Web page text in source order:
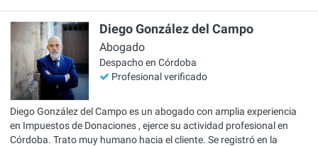
Diego González del Campo
Abogado
Despacho en Córdoba
Profesional verificado
Diego González del Campo es un abogado con amplia experiencia
en Impuestos de Donaciones , ejerce su actividad profesional en
Córdoba. Trato muy humano hacia el cliente. Se registró en la